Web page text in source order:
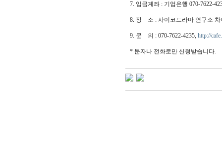
7. 입금계좌 : 기업은행 070-7622-
8. 장 소 : 사이코드라마 연구소 차
9. 문 의 : 070-7622-4235,http://
* 문자나 전화로만 신청받습니다.